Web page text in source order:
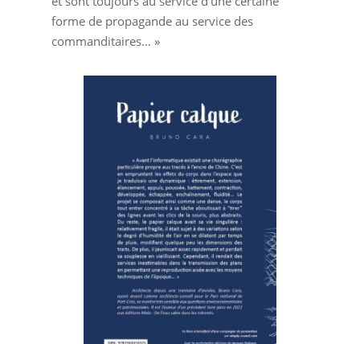
forme de propagande au service des
commanditaires… »